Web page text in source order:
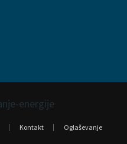
Kontakt Oglaševanje